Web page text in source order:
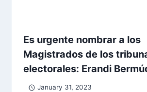
Es urgente nombrar a los
Magistrados de los
electorales: Erandi
January 31, 2023